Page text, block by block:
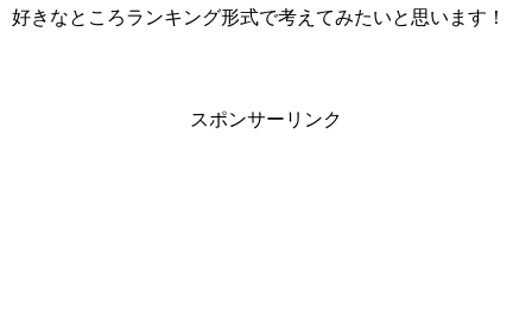
好きなところランキング形式で考えてみたいと思います！
スポンサーリンク